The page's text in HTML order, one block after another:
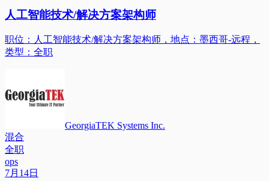
人工智能技术/解决方案架构师
职位：人工智能技术/解决方案架构师，地点：墨西哥-远程，
类型：全职
GeorgiaTEK Systems Inc.
混合
全职
ops
7月14日